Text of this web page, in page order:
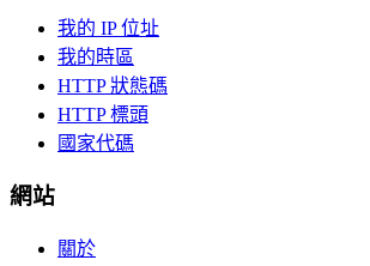
我的 IP 位址
我的時區
HTTP 狀態碼
HTTP 標頭
國家代碼
網站
關於